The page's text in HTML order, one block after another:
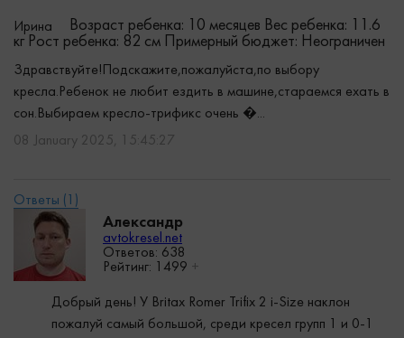
Ирина Возраст ребенка: 10 месяцев Вес ребенка: 11.6
кг Рост ребенка: 82 см Примерный бюджет: Неограничен
Здравствуйте!Подскажите,пожалуйста,по выбору
кресла.Ребенок не любит ездить в машине,стараемся ехать в
сон.Выбираем кресло-трификс очень �...
08 January 2025, 15:45:27
Александр
avtokresel.net
Ответов: 638
Рейтинг:
1499 +
Добрый день! У Britax Romer Trifix 2 i-Size наклон
пожалуй самый большой, среди кресел групп 1 и 0-1